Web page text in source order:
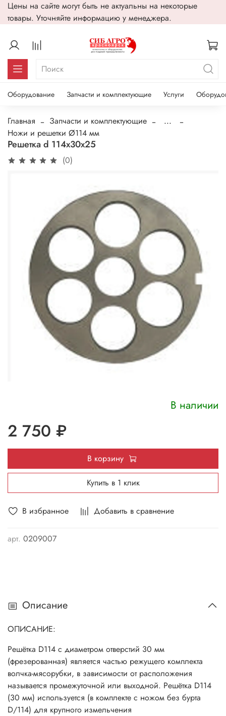
Цены на сайте могут быть не актуальны на некоторые
товары. Уточняйте информацию у менеджера.
Оборудование Запчасти и комплектующие Услуги
Главная Запчасти и комплектующие
...
Ножи и решетки Ø114 мм
Решетка d 114х30х25
(0)
В избранное Добавить в сравнение
арт. 0209007
В наличии
2 750 ₽
В корзину
Купить в 1 клик
Описание
ОПИСАНИЕ:
Решётка D114 с диаметром отверстий 30 мм
(фрезерованная) является частью режущего комплекта
волчка-мясорубки, в зависимости от расположения
называется промежуточной или выходной. Решётка D114
(30 мм) используется (в комплекте с ножом без бурта
D/114) для крупного измельчения